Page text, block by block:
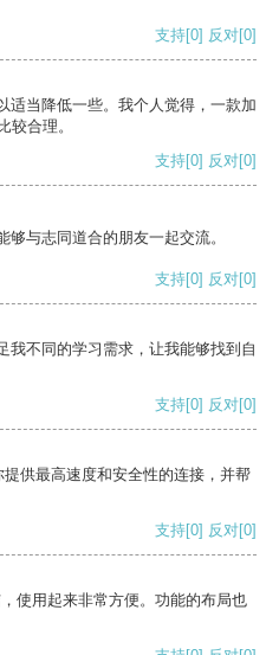
支持[0] 反对[0]
适当降低一些。我个人觉得，一款加
较合理。
支持[0] 反对[0]
与志同道合的朋友一起交流。
支持[0] 反对[0]
我不同的学习需求，让我能够找到自
支持[0] 反对[0]
供最高速度和安全性的连接，并帮
支持[0] 反对[0]
使用起来非常方便。功能的布局也